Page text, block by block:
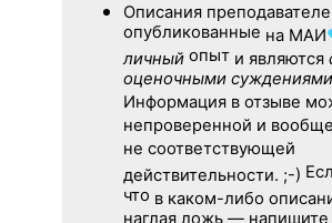
Описания
опубликованные на МАИ
личныйопыт и являются
оценочными суждениями
Информация в отзыве
непроверенной и вообще
не соответствующей
действительности. ;-)
что в каком-либо